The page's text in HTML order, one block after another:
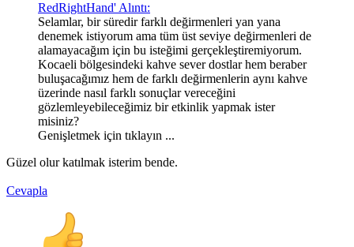
RedRightHand' Alıntı:
Selamlar, bir süredir farklı değirmenleri yan yana
denemek istiyorum ama tüm üst seviye değirmenleri de
alamayacağım için bu isteğimi gerçekleştiremiyorum.
Kocaeli bölgesindeki kahve sever dostlar hem beraber
buluşacağımız hem de farklı değirmenlerin aynı kahve
üzerinde nasıl farklı sonuçlar vereceğini
gözlemleyebileceğimiz bir etkinlik yapmak ister
misiniz?
Genişletmek için tıklayın ...
Güzel olur katılmak isterim bende.
Cevapla